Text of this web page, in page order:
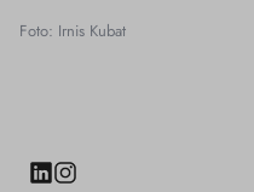
Foto: Irnis Kubat